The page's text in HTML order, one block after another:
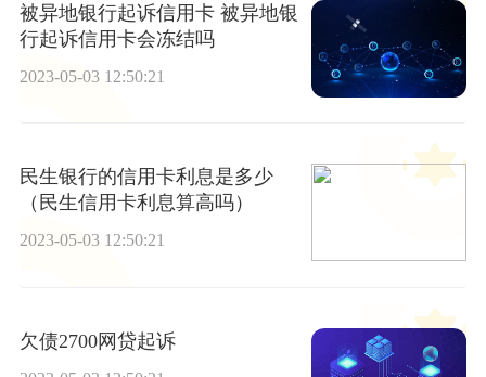
被异地银行起诉信用卡 被异地银
行起诉信用卡会冻结吗
2023-05-03 12:50:21
民生银行的信用卡利息是多少
（民生信用卡利息算高吗）
2023-05-03 12:50:21
欠债2700网贷起诉